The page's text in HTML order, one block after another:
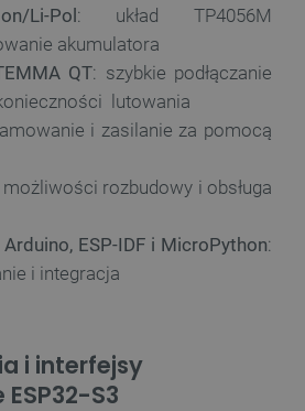
Li-Pol : układ TP4056M
akumulatora
QT: szybkie podłączanie
lutowania
i zasilanie za pomocą
rozbudowy i obsługa
ESP-IDF i MicroPython:
i integracja
i interfejsy
S3